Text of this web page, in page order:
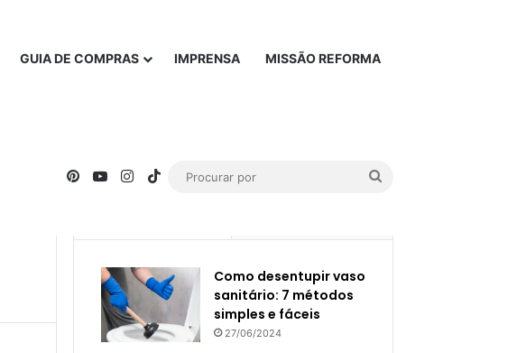
GUIA DE COMPRAS IMPRENSA MISSÃO REFORMA
PinterestYouTubeInstagram
TikTok
Como desentupir vaso
sanitário: 7 métodos
simples e fáceis
27/06/2024